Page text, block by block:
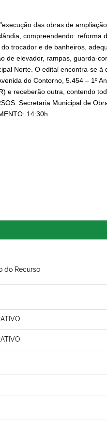
das obras de
compreendendo: reforma
trocador e de banheiros,
de elevador, rampas, guarda-
Norte. O edital encontra-se
do Contorno, 5.454 – 1º
e receberão outra, contendo
Secretaria Municipal de
14:30h.
do Recurso